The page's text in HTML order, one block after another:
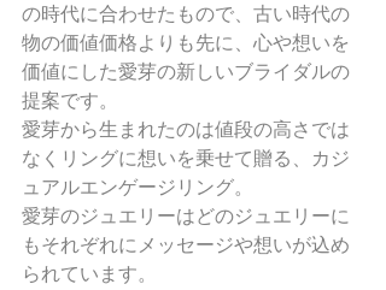
の時代に合わせたもので、古い時代の
物の価値価格よりも先に、心や想いを
価値にした愛芽の新しいブライダルの
提案です。
愛芽から生まれたのは値段の高さでは
なくリングに想いを乗せて贈る、カジ
ュアルエンゲージリング。
愛芽のジュエリーはどのジュエリーに
もそれぞれにメッセージや想いが込め
られています。